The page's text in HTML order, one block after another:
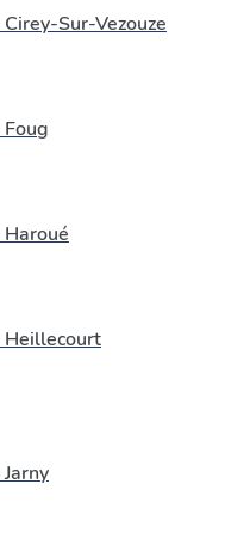
Cirey-Sur-Vezouze
Foug
Haroué
Heillecourt
Jarny